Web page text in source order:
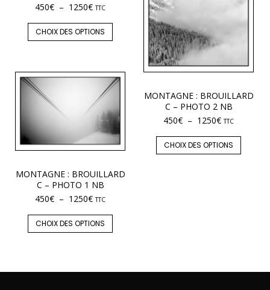
450€ – 1250€ TTC
CHOIX DES OPTIONS
MONTAGNE : BROUILLARD
C – PHOTO 2 NB
450€ – 1250€ TTC
CHOIX DES OPTIONS
MONTAGNE : BROUILLARD
C – PHOTO 1 NB
450€ – 1250€ TTC
CHOIX DES OPTIONS